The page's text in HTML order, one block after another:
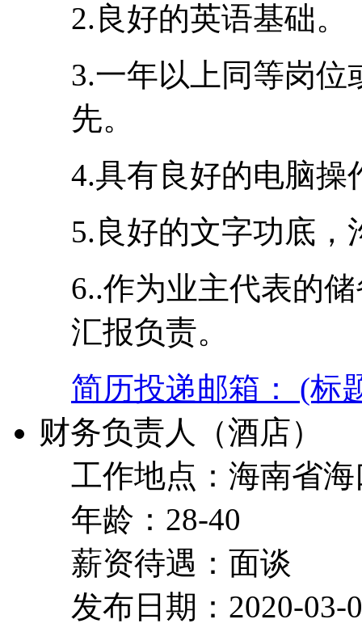
2.良好的英语基础。
3.一年以上同等岗
先。
4.具有良好的电脑操
5.良好的文字功底
6..作为业主代表的
汇报负责。
简历投递邮箱： (标
财务负责人（酒店）
工作地点：海南省
年龄：28-40
薪资待遇：面谈
发布日期：2020-03-